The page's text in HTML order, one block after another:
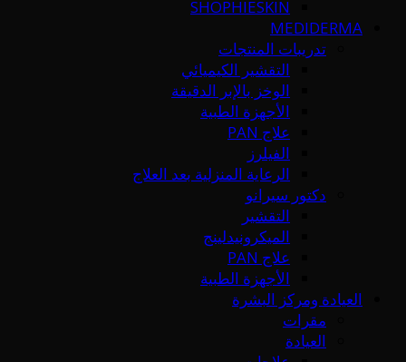
SHOPHIESKIN
MEDIDERMA
تدريبات المنتجات
التقشير الكيميائي
الوخز بالإبر الدقيقة
الأجهزة الطبية
علاج PAN
الفيلرز
الرعاية المنزلية بعد العلاج
دكتور سيرانو
التقشير
الميكرونيدلينج
علاج PAN
الأجهزة الطبية
العيادة ومركز البشرة
مقرات
العيادة